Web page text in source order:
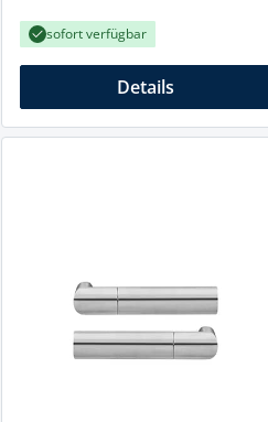
sofort verfügbar
Details